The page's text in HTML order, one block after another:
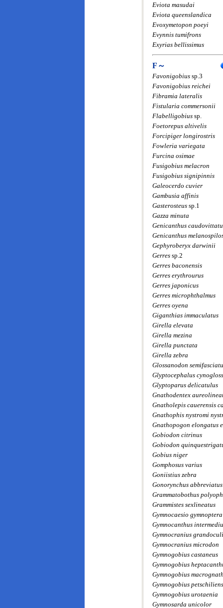
Eviota masudai
Eviota queenslandica
Evoxymetopon poeyi
Evynnis tumifrons
Exyrias bellissimus
F～
Favonigobius sp.3
Favonigobius reichei
Fibramia lateralis
Fistularia commersonii
Flabelligobius sp.
Foetorepus altivelis
Forcipiger longirostris
Fowleria variegata
Furcina osimae
Fusigobius melacron
Fusigobius signipinnis
Galeocerdo cuvier
Gambusia affinis
Gasterosteus sp.1
Gazza minuta
Genicanthus
Genicanthus
Gephyroberyx darwinii
Gerres sp.2
Gerres baconensis
Gerres erythrourus
Gerres japonicus
Gerres microphthalmus
Gerres oyena
Giganthias immaculatus
Girella elevata
Girella mezina
Girella punctata
Girella zebra
Glossanodon
Glyptocephalus
Glyptoparus delicatulus
Gnathodentex
Gnatholepis cauerensis
Gnathophis nystromi
Gnathopogon elongatus
Gobiodon citrinus
Gobiodon
Gobius niger
Gomphosus varius
Goniistius zebra
Gonorynchus abbreviatus
Grammatobothus
Grammistes sexlineatus
Gymnocaesio gymnoptera
Gymnocanthus
Gymnocranius
Gymnocranius microdon
Gymnogobius castaneus
Gymnogobius
Gymnogobius
Gymnogobius
Gymnogobius urotaenia
Gymnosarda unicolor